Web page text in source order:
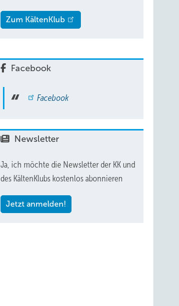
Zum KältenKlub
Facebook
Facebook
Newsletter
Ja, ich möchte die Newsletter der KK und
des KältenKlubs kostenlos abonnieren
Jetzt anmelden!